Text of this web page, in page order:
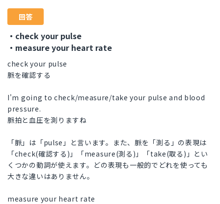
回答
・check your pulse
・measure your heart rate
check your pulse
脈を確認する
I'm going to check/measure/take your pulse and blood
pressure.
脈拍と血圧を測りますね
「脈」は「pulse」と言います。また、脈を「測る」の表現は
「check(確認する)」「measure(測る)」「take(取る)」とい
くつかの動詞が使えます。どの表現も一般的でどれを使っても
大きな違いはありません。
measure your heart rate